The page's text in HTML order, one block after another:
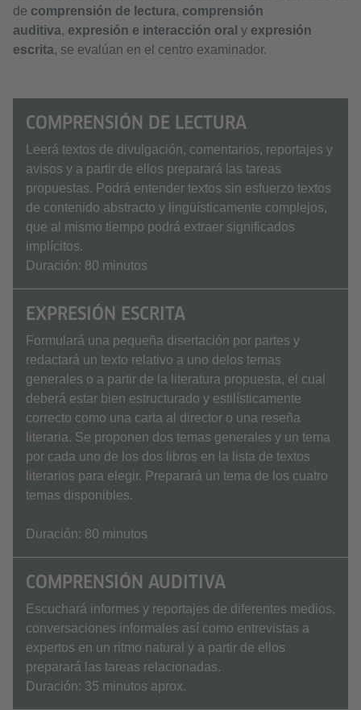
de comprensión de lectura, comprensión
auditiva, expresión e interacción oral y expresión
escrita, se evalúan en el centro examinador.
COMPRENSIÓN DE LECTURA
Leerá textos de divulgación, comentarios, reportajes y
avisos y a partir de ellos preparará las tareas
propuestas. Podrá entender textos sin esfuerzo textos
de contenido abstracto y lingüísticamente complejos,
que al mismo tiempo podrá extraer significados
implícitos.
Duración: 80 minutos
EXPRESIÓN ESCRITA
Formulará una pequeña disertación por partes y
redactará un texto relativo a uno delos temas
generales o a partir de la literatura propuesta, el cual
deberá estar bien estructurado y estilísticamente
correcto como una carta al director o una reseña
literaria. Se proponen dos temas generales y un tema
por cada uno de los dos libros en la lista de textos
literarios para elegir. Preparará un tema de los cuatro
temas disponibles.
Duración: 80 minutos
COMPRENSIÓN AUDITIVA
Escuchará informes y reportajes de diferentes medios,
conversaciones informales así como entrevistas a
expertos en un ritmo natural y a partir de ellos
preparará las tareas relacionadas.
Duración: 35 minutos aprox.